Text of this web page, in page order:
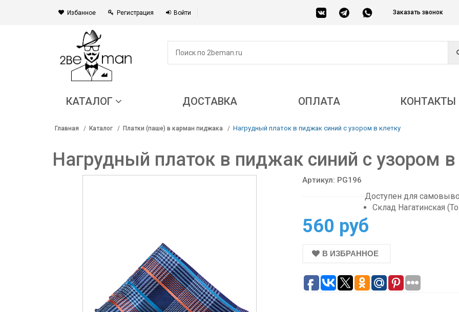
Избанное Регистрация Войти Заказать звонок
КАТАЛОГ ДОСТАВКА ОПЛАТА КОНТАКТЫ
Главная Каталог Платки (паше) в карман пиджака Нагрудный платок в пиджак синий с узором в клетку
Нагрудный платок в пиджак синий с узором в
Артикул: PG196
Доступен для
Склад Нагатинская
560 руб
В ИЗБРАННОЕ